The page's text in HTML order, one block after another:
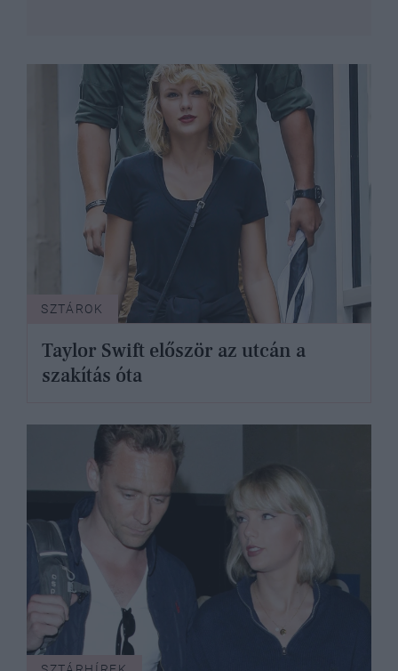
SZTÁROK
Taylor Swift először az utcán a
szakítás óta